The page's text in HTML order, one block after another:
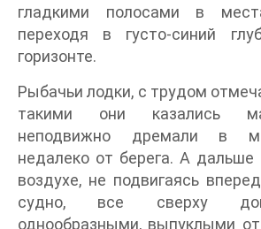
гладкими полосами в
переходя в густо-синий
горизонте.
Рыбачьи лодки, с трудом
такими они казались
неподвижно дремали в
недалеко от берега. А дальше
воздухе, не подвигаясь
судно, все сверху
однообразными, выпуклыми